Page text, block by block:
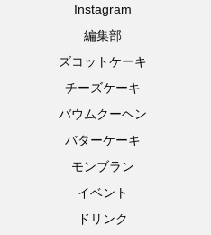
Instagram
編集部
ズコットケーキ
チーズケーキ
バウムクーヘン
バターケーキ
モンブラン
イベント
ドリンク